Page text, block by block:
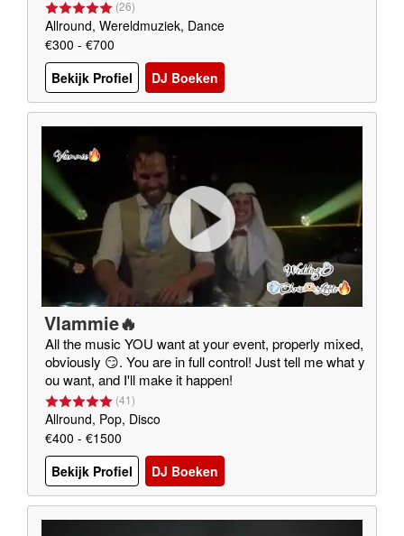
(26)
Allround, Wereldmuziek, Dance
€300 - €700
Bekijk Profiel
DJ Boeken
Vlammie🔥
All the music YOU want at your event, properly mixed,
obviously 😏. You are in full control! Just tell me what y
ou want, and I'll make it happen!
(41)
Allround, Pop, Disco
€400 - €1500
Bekijk Profiel
DJ Boeken